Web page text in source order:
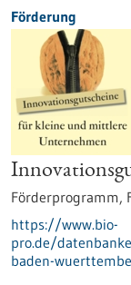
Förderung
Förderprogramm,
https://www.bio-
pro.de/
baden-